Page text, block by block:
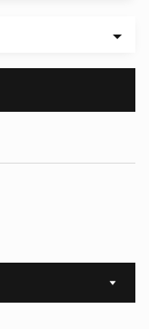
Sort